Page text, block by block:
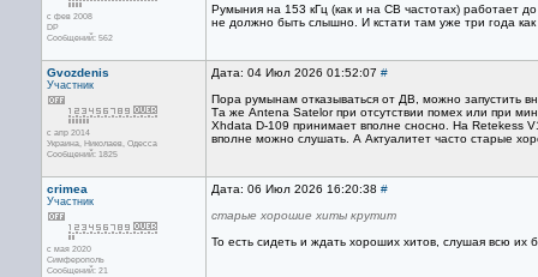
с фев 2008
DP
Сообщений: 562
Румыния на 153 кГц (как и на СВ частотах) работает
не должно быть слышно. И кстати там уже три года
Gvozdenis
Участник
с апр 2014
Украина, Николаев, Одесса
Сообщений: 1825
Дата: 04 Июл 2026 01:52:07 #
Пора румынам отказываться от ДВ, можно запустить
Та же Antena Satelor при отсутствии помех или при
Xhdata D-109 принимает вполне сносно. На Retekess
вполне можно слушать. А Актуалитет часто старые
crimea
Участник
с мая 2020
Симферополь
Сообщений: 21
Дата: 06 Июл 2026 16:20:38 #
старые хорошие хиты крутит
То есть сидеть и ждать хороших хитов, слушая всю